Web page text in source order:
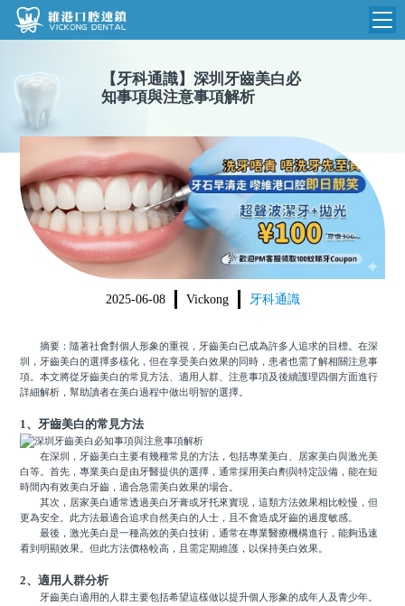
維港首頁
品牌介紹
環境設備
醫院新聞
收費標準
N
收費總表
植牙收費
根管收費
美學收費
箍牙收費
醫生團隊
門診時間
【 牙科通識】 深圳牙齒美白必
知事項與注意事項解析
2025-06-08 Vickong 牙科通識
摘要：隨著社會對個人形象的重視，牙齒美白已成為許多人追求的目標。在深
圳，牙齒美白的選擇多樣化，但在享受美白效果的同時，患者也需了解相關注意事
項。本文將從牙齒美白的常見方法、適用人群、注意事項及後續護理四個方面進行
詳細解析，幫助讀者在美白過程中做出明智的選擇。
1、牙齒美白的常見方法
在深圳，牙齒美白主要有幾種常見的方法，包括專業美白、居家美白與激光美
白等。首先，專業美白是由牙醫提供的選擇，通常採用美白劑與特定設備，能在短
時間內有效美白牙齒，適合急需美白效果的場合。
其次，居家美白通常透過美白牙膏或牙托來實現，這類方法效果相比較慢，但
更為安全。此方法最適合追求自然美白的人士，且不會造成牙齒的過度敏感。
最後，激光美白是一種高效的美白技術，通常在專業醫療機構進行，能夠迅速
看到明顯效果。但此方法價格較高，且需定期維護，以保持美白效果。
2、適用人群分析
牙齒美白適用的人群主要包括希望這樣做以提升個人形象的成年人及青少年。